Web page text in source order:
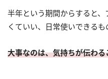
半年という期間からすると
くていい、日常使いできるも
大事なのは、気持ちが伝わる